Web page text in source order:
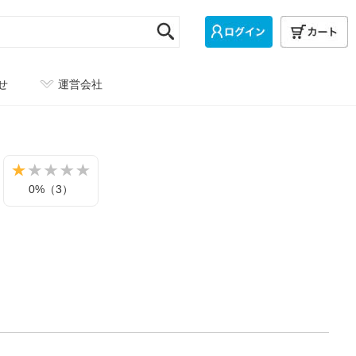
運営会社
0%（3）